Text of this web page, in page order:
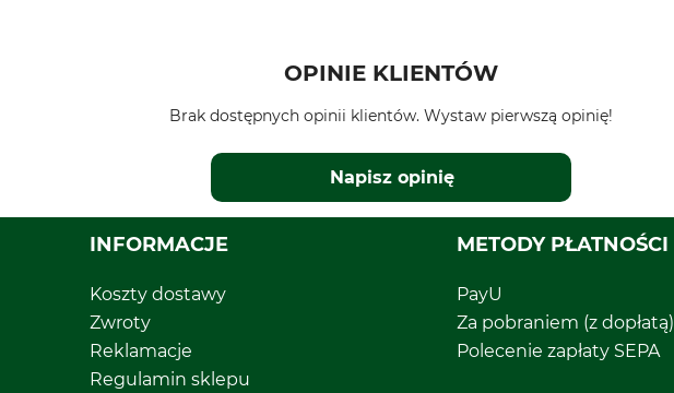
OPINIE KLIENTÓW
Brak dostępnych opinii klientów. Wystaw pierwszą opinię!
Napisz opinię
INFORMACJE
Koszty dostawy
Zwroty
Reklamacje
Regulamin sklepu
METODY PŁATNOŚCI
PayU
Za pobraniem (z dopłatą)
Polecenie zapłaty SEPA